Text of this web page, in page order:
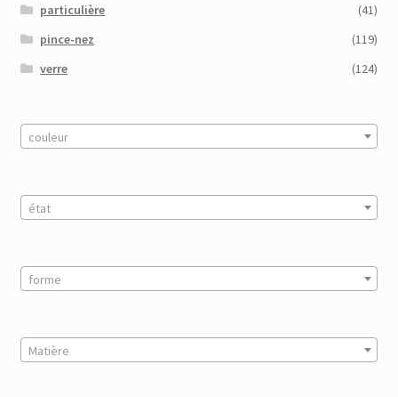
particulière
(41)
pince-nez
(119)
verre
(124)
couleur
état
forme
Matière